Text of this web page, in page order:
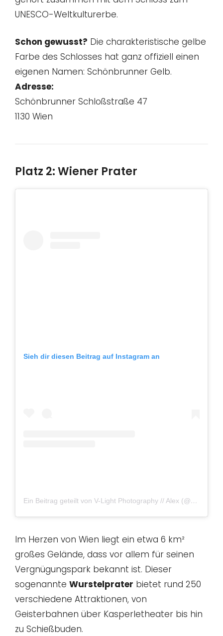
UNESCO-Weltkulturerbe.
Schon gewusst? Die charakteristische gelbe
Farbe des Schlosses hat ganz offiziell einen
eigenen Namen: Schönbrunner Gelb.
Adresse:
Schönbrunner Schloßstraße 47
1130 Wien
Platz 2: Wiener Prater
Sieh dir diesen Beitrag auf Instagram an
Ein Beitrag geteilt von V-Light Photography // Alex (@vlightphotography)
Im Herzen von Wien liegt ein etwa 6 km²
großes Gelände, dass vor allem für seinen
Vergnügungspark bekannt ist. Dieser
sogenannte Wurstelprater bietet rund 250
verschiedene Attraktionen, von
Geisterbahnen über Kasperletheater bis hin
zu Schießbuden.